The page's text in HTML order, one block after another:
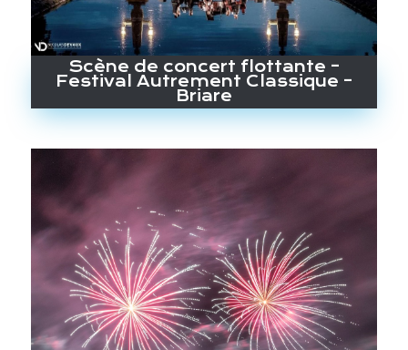
Scène de concert flottante –
Festival Autrement Classique –
Briare